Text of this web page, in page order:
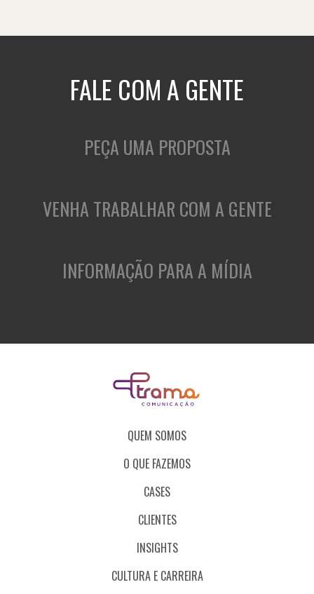
FALE COM A GENTE
PEÇA UMA PROPOSTA
VENHA TRABALHAR COM A GENTE
INFORMAÇÃO PARA A MÍDIA
QUEM SOMOS
O QUE FAZEMOS
CASES
CLIENTES
INSIGHTS
CULTURA E CARREIRA